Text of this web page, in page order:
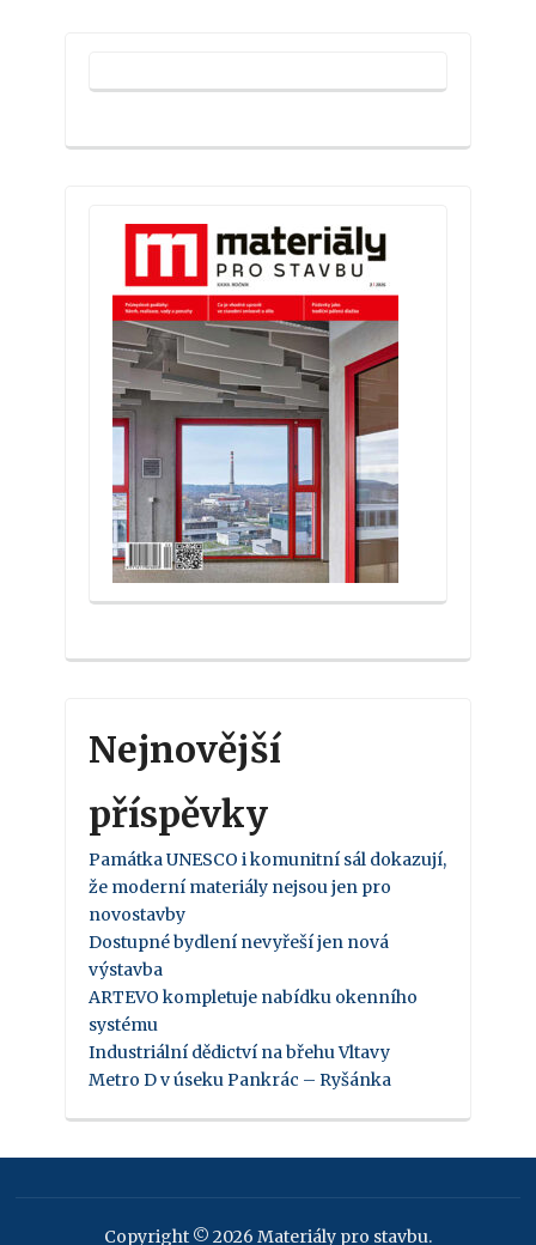
Nejnovější
příspěvky
Památka UNESCO i komunitní sál dokazují,
že moderní materiály nejsou jen pro
novostavby
Dostupné bydlení nevyřeší jen nová
výstavba
ARTEVO kompletuje nabídku okenního
systému
Industriální dědictví na břehu Vltavy
Metro D v úseku Pankrác – Ryšánka
Copyright © 2026 Materiály pro stavbu.